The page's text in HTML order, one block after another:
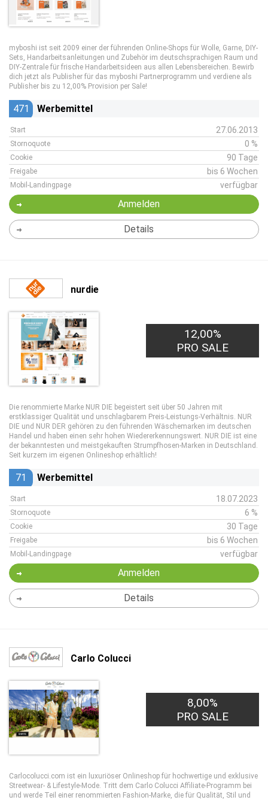
myboshi ist seit 2009 einer der führenden Online-Shops für Wolle, Garne, DIY-
Sets, Handarbeitsanleitungen und Zubehör im deutschsprachigen Raum und
DIY-Zentrale für frische Handarbeitsideen aus allen Lebensbereichen. Bewirb
dich jetzt als Publisher für das myboshi Partnerprogramm und verdiene als
Publisher bis zu 12,00% Provision per Sale!
471 Werbemittel
Start 27.06.2013
Stornoquote 0 %
Cookie 90 Tage
Freigabe bis 6 Wochen
Mobil-Landingpage verfügbar
Anmelden
Details
nurdie
12,00%
PRO SALE
Die renommierte Marke NUR DIE begeistert seit über 50 Jahren mit
erstklassiger Qualität und unschlagbarem Preis-Leistungs-Verhältnis. NUR
DIE und NUR DER gehören zu den führenden Wäschemarken im deutschen
Handel und haben einen sehr hohen Wiedererkennungswert. NUR DIE ist eine
der bekanntesten und meistgekauften Strumpfhosen-Marken in Deutschland.
Seit kurzem im eigenen Onlineshop erhältlich!
71 Werbemittel
Start 18.07.2023
Stornoquote 6 %
Cookie 30 Tage
Freigabe bis 6 Wochen
Mobil-Landingpage verfügbar
Anmelden
Details
Carlo Colucci
8,00%
PRO SALE
Carlocolucci.com ist ein luxuriöser Onlineshop für hochwertige und exklusive
Streetwear- & Lifestyle-Mode. Tritt dem Carlo Colucci Affiliate-Programm bei
und werde Teil einer renommierten Fashion-Marke, die für Qualität, Stil und